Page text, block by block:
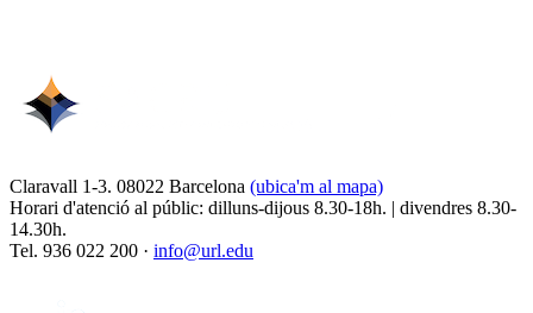
Claravall 1-3. 08022 Barcelona (ubica'm al mapa)
Horari d'atenció al públic: dilluns-dijous 8.30-18h. | divendres 8.30-
14.30h.
Tel. 936 022 200 · info@url.edu